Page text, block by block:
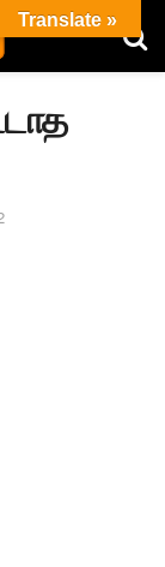
Translate »